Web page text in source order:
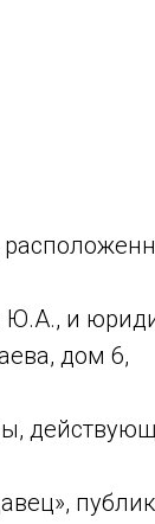
и
дом 6,